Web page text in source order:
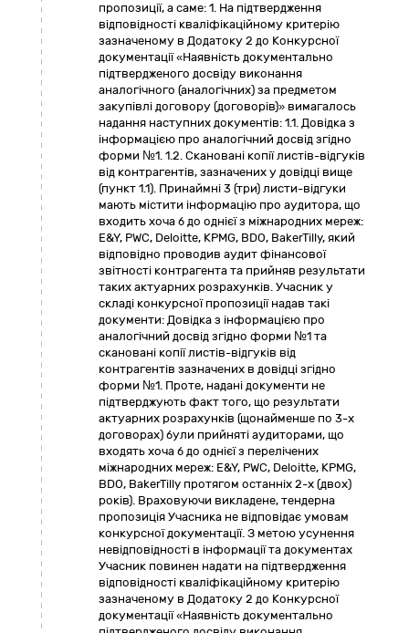
пропозиції, а саме: 1. На підтвердження
відповідності кваліфікаційному критерію
зазначеному в Додатоку 2 до Конкурсної
документації «Наявність документально
підтвердженого досвіду виконання
аналогічного (аналогічних) за предметом
закупівлі договору (договорів)» вимагалось
надання наступних документів: 1.1. Довідка з
інформацією про аналогічний досвід згідно
форми №1. 1.2. Скановані копії листів-відгуків
від контрагентів, зазначених у довідці вище
(пункт 1.1). Принаймні 3 (три) листи-відгуки
мають містити інформацію про аудитора, що
входить хоча б до однієї з міжнародних мереж:
E&Y, PWC, Deloitte, KPMG, BDO, BakerTilly, який
відповідно проводив аудит фінансової
звітності контрагента та прийняв результати
таких актуарних розрахунків. Учасник у
складі конкурсної пропозиції надав такі
документи: Довідка з інформацією про
аналогічний досвід згідно форми №1 та
скановані копії листів-відгуків від
контрагентів зазначених в довідці згідно
форми №1. Проте, надані документи не
підтверджують факт того, що результати
актуарних розрахунків (щонайменше по 3-х
договорах) були прийняті аудиторами, що
входять хоча б до однієї з перелічених
міжнародних мереж: E&Y, PWC, Deloitte, KPMG,
BDO, BakerTilly протягом останніх 2-х (двох)
років). Враховуючи викладене, тендерна
пропозиція Учасника не відповідає умовам
конкурсної документації. З метою усунення
невідповідності в інформації та документах
Учасник повинен надати на підтвердження
відповідності кваліфікаційному критерію
зазначеному в Додатоку 2 до Конкурсної
документації «Наявність документально